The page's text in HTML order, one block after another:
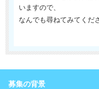
いますので、
なんでも尋ねてみてくだ
募集の背景